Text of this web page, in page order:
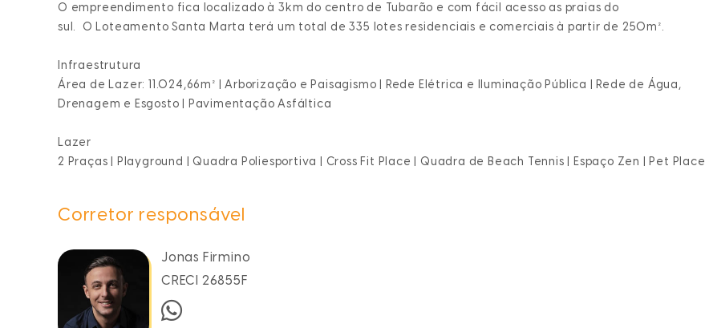
O empreendimento fica localizado à 3km do centro de Tubarão e com fácil acesso as praias do
sul. O Loteamento Santa Marta terá um total de 335 lotes residenciais e comerciais à partir de 250m².
Infraestrutura
Área de Lazer: 11.024,66m² | Arborização e Paisagismo | Rede Elétrica e Iluminação Pública | Rede de Água,
Drenagem e Esgosto | Pavimentação Asfáltica
Lazer
2 Praças | Playground | Quadra Poliesportiva | Cross Fit Place | Quadra de Beach Tennis | Espaço Zen | Pet Place
Corretor responsável
Jonas Firmino
CRECI 26855F